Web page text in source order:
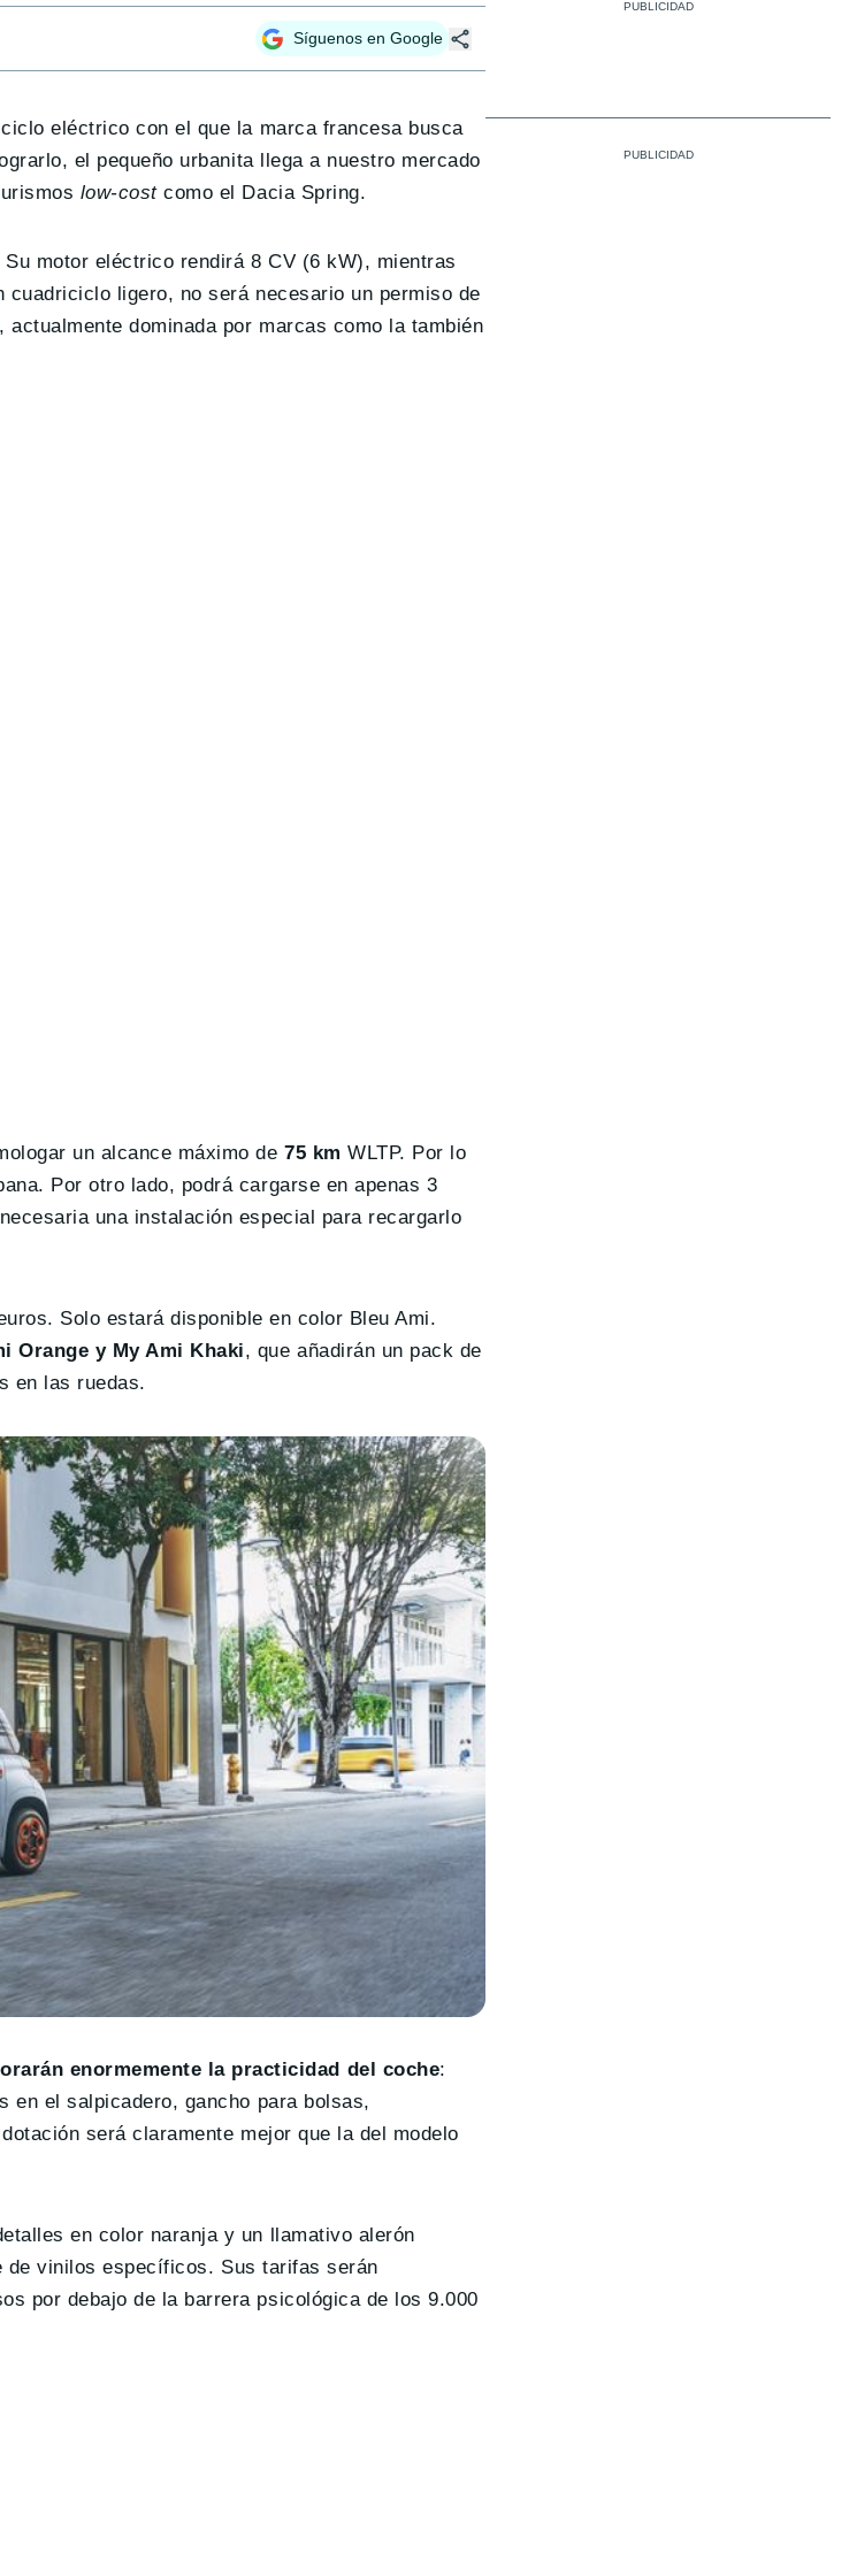
Síguenos en Google
eléctrico con el que la marca francesa busca
el pequeño urbanita llega a nuestro mercado
low-costcomo el Dacia Spring.
motor eléctrico rendirá 8 CV (6 kW), mientras
cuadriciclo ligero, no será necesario un permiso de
dominada por marcas como la también
un alcance máximo de 75 km WLTP. Por lo
Por otro lado, podrá cargarse en apenas 3
una instalación especial para recargarlo
Solo estará disponible en color Bleu Ami.
Orange y My Ami Khaki, que añadirán un pack de
en las ruedas.
enormemente la practicidad del coche:
en el salpicadero, gancho para bolsas,
será claramente mejor que la del modelo
en color naranja y un llamativo alerón
vinilos específicos. Sus tarifas serán
por debajo de la barrera psicológica de los 9.000